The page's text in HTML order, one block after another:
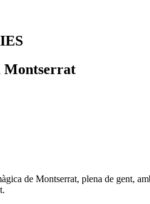
Montserrat
de Montserrat, plena de gent,